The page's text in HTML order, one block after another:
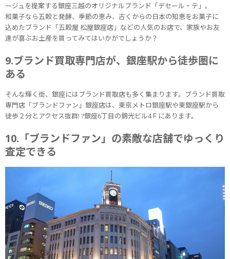
ージュを提案する銀座三越のオリジナルブランド「デセール・テ」。
和菓子なら五穀と発酵、季節の恵み、古くからの日本の知恵をお菓子に
込めたブランド「五穀屋 松屋銀座店」などの人気のお店で、家族やお友
達が喜ぶお土産を買ってみてはいかがでしょうか？
9.ブランド買取専門店が、銀座駅から徒歩圏に
ある
そんな輝く街、銀座にはブランド買取店も多く集まります。ブランド買取
専門店「ブランドファン」銀座店は、東京メトロ銀座駅や東銀座駅から
徒歩２分とアクセス抜群! ?銀座6丁目の錦光ビル4Ｆにあります。
10.「ブランドファン」の素敵な店舗でゆっくり
査定できる